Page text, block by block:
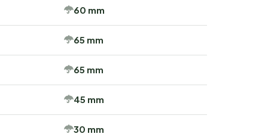
60 mm
65 mm
65 mm
45 mm
30 mm